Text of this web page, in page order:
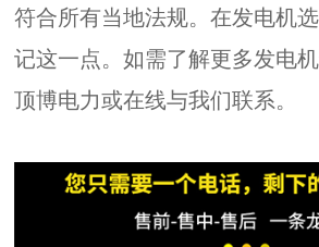
符合所有当地法规。在发电机
记这一点。如需了解更多发电
顶博电力或在线与我们联系。